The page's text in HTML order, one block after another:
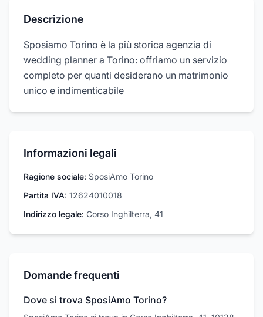
Descrizione
Sposiamo Torino è la più storica agenzia di
wedding planner a Torino: offriamo un servizio
completo per quanti desiderano un matrimonio
unico e indimenticabile
Informazioni legali
Ragione sociale: SposiAmo Torino
Partita IVA: 12624010018
Indirizzo legale: Corso Inghilterra, 41
Domande frequenti
Dove si trova SposiAmo Torino?